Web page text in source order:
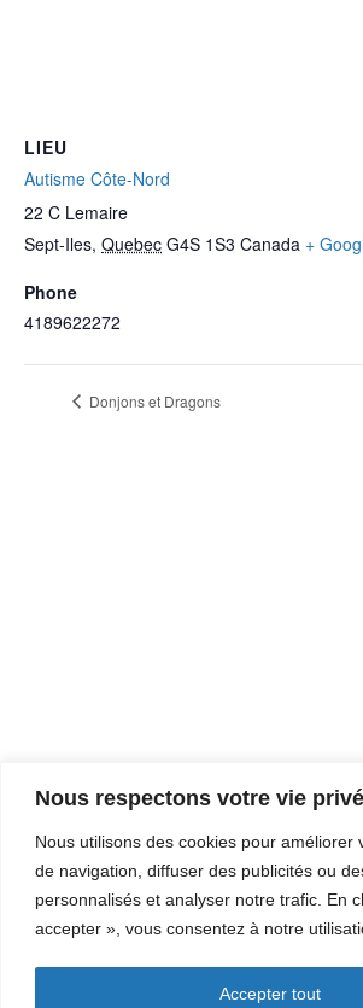
Nous respectons votre vie
Nous utilisons des cookies pour améliorer
de navigation, diffuser des publicités ou
personnalisés et analyser notre trafic. En
accepter », vous consentez à notre
Accepter tout
LIEU
Autisme Côte-Nord
22 C Lemaire
Sept-Iles, Quebec G4S 1S3 Canada +
Phone
4189622272
Donjons et Dragons
418-962-2272 #101
22C Lemaire, Sept-Iles